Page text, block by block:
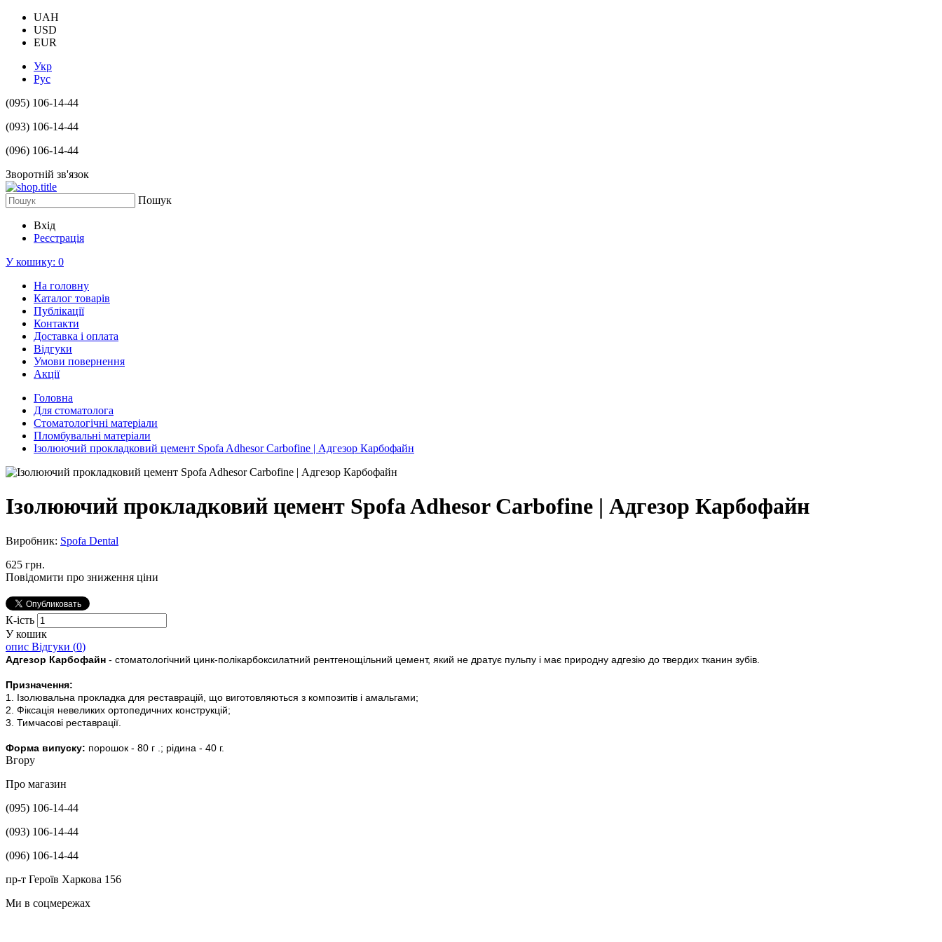
UAH
USD
EUR
Укр
Рус
(095) 106-14-44
(093) 106-14-44
(096) 106-14-44
Зворотній зв'язок
Пошук
Вхід
Реєстрація
У кошику: 0
На головну
Каталог товарів
Публікації
Контакти
Доставка і оплата
Відгуки
Умови повернення
Акції
Головна
Для стоматолога
Стоматологічні матеріали
Пломбувальні матеріали
Ізолюючий прокладковий цемент Spofa Adhesor Carbofine | Адгезор Карбофайн
Ізолюючий прокладковий цемент Spofa Adhesor Carbofine | Адгезор Карбофайн
Виробник: Spofa Dental
625 грн.
Повідомити про зниження ціни
К-ість
У кошик
опис Відгуки (0)
Адгезор Карбофайн - стоматологічний цинк-полікарбоксилатний рентгенощільний цемент, який не дратує пульпу і має природну адгезію до твердих тканин зубів.
Призначення:
1. Ізолювальна прокладка для реставрацій, що виготовляються з композитів і амальгами;
2. Фіксація невеликих ортопедичних конструкцій;
3. Тимчасові реставрації.
Форма випуску: порошок - 80 г .; рідина - 40 г.
Вгору
Про магазин
(095) 106-14-44
(093) 106-14-44
(096) 106-14-44
пр-т Героїв Харкова 156
Ми в соцмережах